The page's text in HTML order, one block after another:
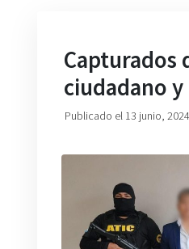
Capturados
ciudadano
Publicado el 13 junio, 2024